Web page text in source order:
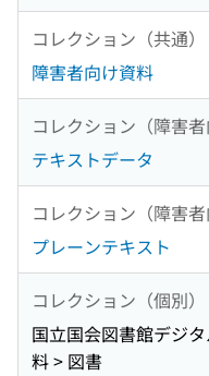
コレクション（共通）
障害者向け資料
コレクション（障害者
テキストデータ
コレクション（障害者
プレーンテキスト
コレクション（個別）
国立国会図書館デジ
料 > 図書